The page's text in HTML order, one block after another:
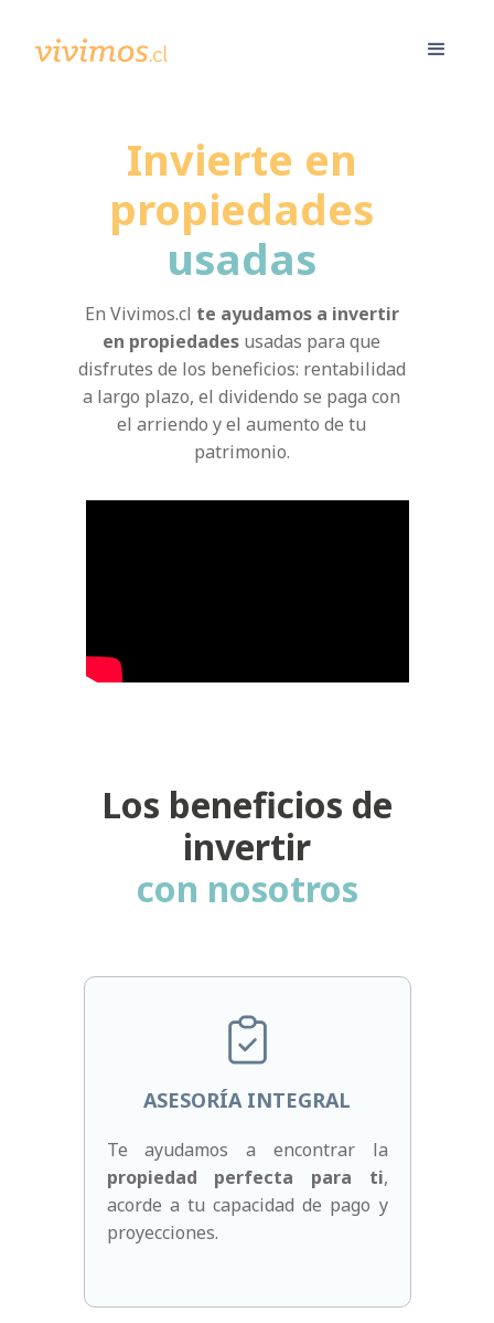
Invierte en
propiedades
usadas
En Vivimos.cl te ayudamos a invertir
en propiedades usadas para que
disfrutes de los beneficios: rentabilidad
a largo plazo, el dividendo se paga con
el arriendo y el aumento de tu
patrimonio.
Los beneficios de
invertir
con nosotros
ASESORÍA INTEGRAL
Te ayudamos a encontrar la
propiedad perfecta para ti,
acorde a tu capacidad de pago y
proyecciones.